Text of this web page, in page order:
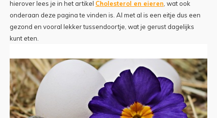
hierover lees je in het artikel Cholesterol en eieren , wat ook
onderaan deze pagina te vinden is. Al met al is een eitje dus een
gezond en vooral lekker tussendoortje, wat je gerust dagelijks
kunt eten.